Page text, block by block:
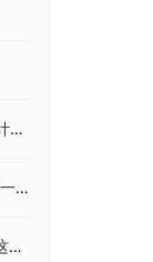
公积金缴费计算器2019（公积金缴费计算器）
天赐材料：融资余额13.96亿元，创近一年新低（08-23）
男子野泳被浪拍到了另一个市 网友：这真是人生全靠浪啊